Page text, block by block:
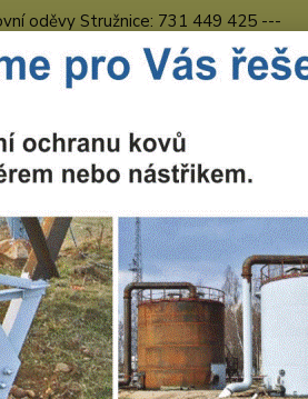
oděvy Stružnice: 731 449 425 ---
731 449 423
8.00 hod. - 16.00 hod.
z karbonu ø74mm Wolfcraft
Ohodnotit produkt
5969000